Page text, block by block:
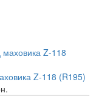
Z-118 (R195)